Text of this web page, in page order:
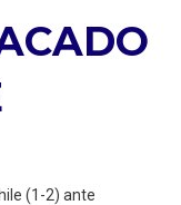
(1-2) ante